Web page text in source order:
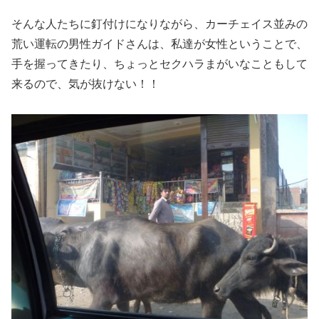
そんな人たちに釘付けになりながら、カーチェイス並みの
荒い運転の男性ガイドさんは、私達が女性ということで、
手を握ってきたり、ちょっとセクハラまがいなこともして
来るので、気が抜けない！！